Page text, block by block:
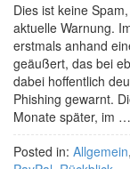
Dies ist keine
aktuelle Warnung.
erstmals anhand
geäußert, das bei
dabei hoffentlich
Phishing gewarnt.
Monate später, im …
Posted in: Allgemein,